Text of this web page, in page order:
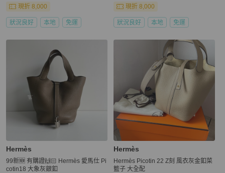
現折 8,000
狀況良好 本地 免運
現折 8,000
狀況良好 本地 免運
Hermès
99新🆕 有購證🙌🏻 Hermès 愛馬仕 Pi
cotin18 大象灰銀釦
Hermès
Hermès Picotin 22 Z刻 風衣灰金釦菜
籃子 大全配